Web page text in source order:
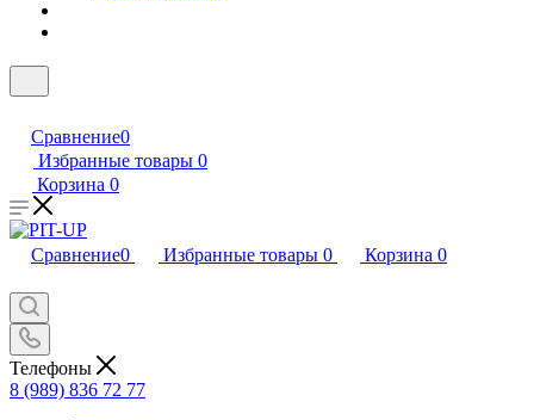
Сравнение0
Избранные товары 0
Корзина 0
Сравнение0 Избранные товары 0 Корзина 0
Телефоны
8 (989) 836 72 77